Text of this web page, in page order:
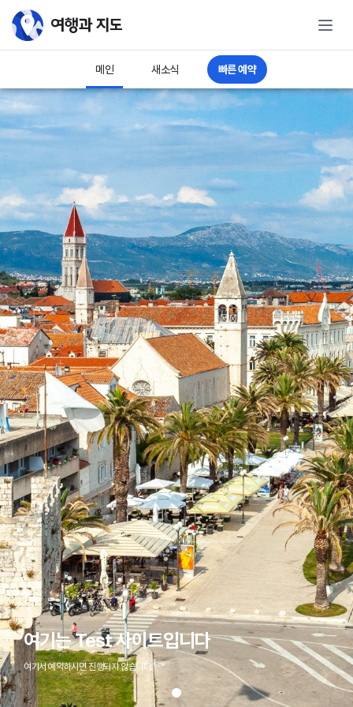
여행과 지도 - 해외렌터카예약 전문
메인 새소식 빠른 예약
여기는 Test 사이트입니다
여기서 예약하시면 진행되지 않습니다.